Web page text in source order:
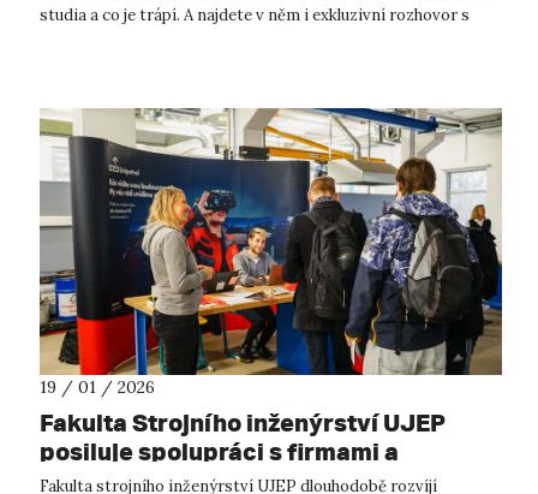
studia a co je trápí. A najdete v něm i exkluzivní rozhovor s
19 / 01 / 2026
Fakulta Strojního inženýrství UJEP
posiluje spolupráci s firmami a
systematicky propojuje studium s
Fakulta strojního inženýrství UJEP dlouhodobě rozvíjí